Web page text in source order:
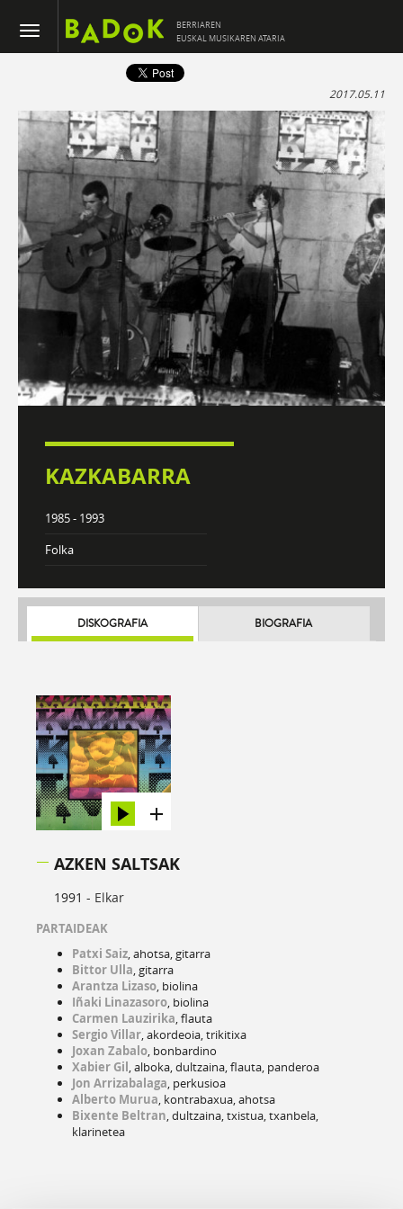
BERRIAREN
EUSKAL MUSIKAREN ATARIA
2017.05.11
KAZKABARRA
1985 - 1993
Folka
DISKOGRAFIA BIOGRAFIA
AZKEN SALTSAK
1991 - Elkar
PARTAIDEAK
Patxi Saiz, ahotsa, gitarra
Bittor Ulla, gitarra
Arantza Lizaso, biolina
Iñaki Linazasoro, biolina
Carmen Lauzirika, flauta
Sergio Villar, akordeoia, trikitixa
Joxan Zabalo, bonbardino
Xabier Gil , alboka, dultzaina, flauta, panderoa
Jon Arrizabalaga, perkusioa
Alberto Murua, kontrabaxua, ahotsa
Bixente Beltran, dultzaina, txistua, txanbela,
klarinetea